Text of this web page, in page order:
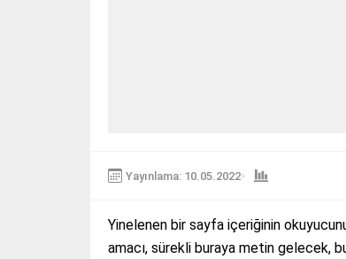
Yayınlama: 10.05.2022
Yinelenen bir sayfa içeriğinin
amacı, sürekli buraya metin gelecek,